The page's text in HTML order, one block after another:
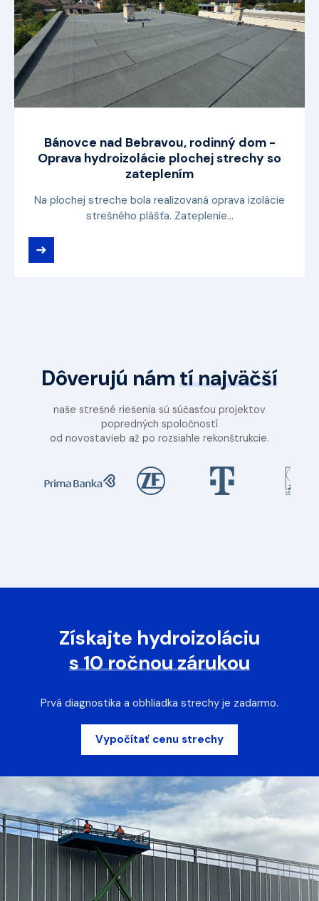
Bánovce nad Bebravou, rodinný dom -
Oprava hydroizolácie plochej strechy so
zateplením
Na plochej streche bola realizovaná oprava izolácie
strešného plášťa. Zateplenie...
➜
Dôverujú námtí najväčší
naše strešné riešenia sú súčasťou projektov
popredných spoločností
od novostavieb až po rozsiahle rekonštrukcie.
Získajte hydroizoláciu
s 10 ročnou zárukou
Prvá diagnostika a obhliadka strechy je zadarmo.
Vypočítať cenu strechy